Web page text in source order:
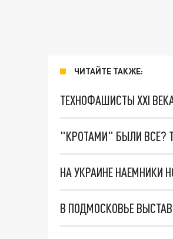
ЧИТАЙТЕ ТАКЖЕ:
ТЕХНОФАШИСТЫ XXI
"КРОТАМИ" БЫЛИ ВСЕ?
НА УКРАИНЕ НАЕМНИКИ
В ПОДМОСКОВЬЕ